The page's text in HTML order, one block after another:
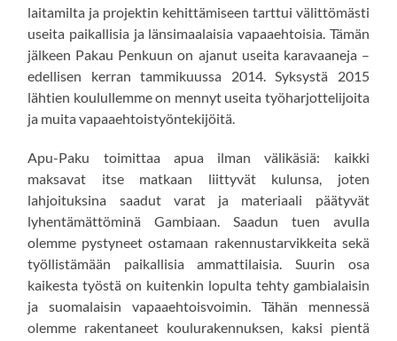
laitamilta ja projektin kehittämiseen tarttui välittömästi
useita paikallisia ja länsimaalaisia vapaaehtoisia. Tämän
jälkeen Pakau Penkuun on ajanut useita karavaaneja –
edellisen kerran tammikuussa 2014. Syksystä 2015
lähtien koulullemme on mennyt useita työharjottelijoita
ja muita vapaaehtoistyöntekijöitä.
Apu-Paku toimittaa apua ilman välikäsiä: kaikki
maksavat itse matkaan liittyvät kulunsa, joten
lahjoituksina saadut varat ja materiaali päätyvät
lyhentämättöminä Gambiaan. Saadun tuen avulla
olemme pystyneet ostamaan rakennustarvikkeita sekä
työllistämään paikallisia ammattilaisia. Suurin osa
kaikesta työstä on kuitenkin lopulta tehty gambialaisin
ja suomalaisin vapaaehtoisvoimin. Tähän mennessä
olemme rakentaneet koulurakennuksen, kaksi pientä